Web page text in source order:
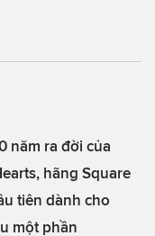
năm ra đời của
hãng Square
tiên dành cho
một phần